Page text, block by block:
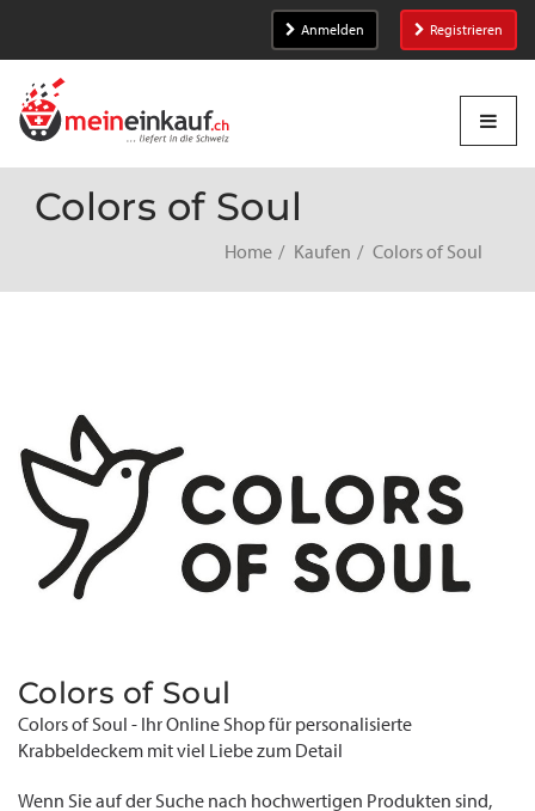
Anmelden Registrieren
Colors of Soul
Home Kaufen Colors of Soul
Colors of Soul
Colors of Soul - Ihr Online Shop für personalisierte
Krabbeldeckem mit viel Liebe zum Detail
Wenn Sie auf der Suche nach hochwertigen Produkten sind,